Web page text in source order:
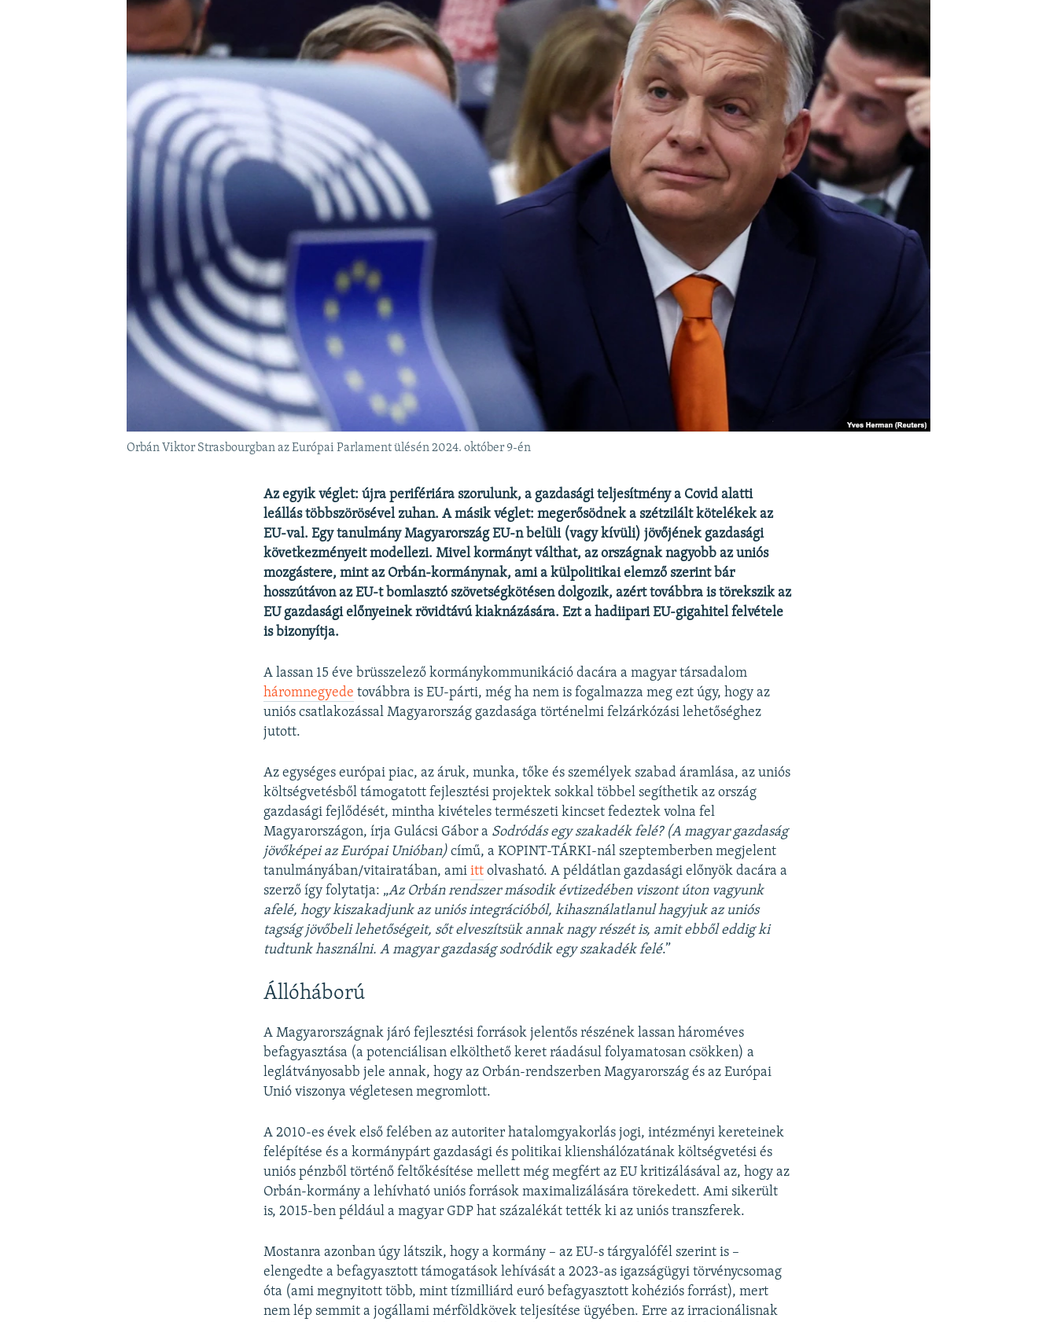
Orbán Viktor Strasbourgban az Európai Parlament ülésén 2024. október 9-én
Az egyik véglet: újra perifériára szorulunk, a gazdasági teljesítmény a Covid alatti
leállás többszörösével zuhan. A másik véglet: megerősödnek a szétzilált kötelékek az
EU-val. Egy tanulmány Magyarország EU-n belüli (vagy kívüli) jövőjének gazdasági
következményeit modellezi. Mivel kormányt válthat, az országnak nagyobb az uniós
mozgástere, mint az Orbán-kormánynak, ami a külpolitikai elemző szerint bár
hosszútávon az EU-t bomlasztó szövetségkötésen dolgozik, azért továbbra is törekszik az
EU gazdasági előnyeinek rövidtávú kiaknázására. Ezt a hadiipari EU-gigahitel felvétele
is bizonyítja.
A lassan 15 éve brüsszelező kormánykommunikáció dacára a magyar társadalom
háromnegyede továbbra is EU-párti, még ha nem is fogalmazza meg ezt úgy, hogy az
uniós csatlakozással Magyarország gazdasága történelmi felzárkózási lehetőséghez
jutott.
Az egységes európai piac, az áruk, munka, tőke és személyek szabad áramlása, az uniós
költségvetésből támogatott fejlesztési projektek sokkal többel segíthetik az ország
gazdasági fejlődését, mintha kivételes természeti kincset fedeztek volna fel
Magyarországon, írja Gulácsi Gábor a Sodródás egy szakadék felé? (A magyar gazdaság
jövőképei az Európai Unióban) című, a KOPINT-TÁRKI-nál szeptemberben megjelent
tanulmányában/vitairatában, amiitt olvasható. A példátlan gazdasági előnyök dacára a
szerző így folytatja: „Az Orbán rendszer második évtizedében viszont úton vagyunk
afelé, hogy kiszakadjunk az uniós integrációból, kihasználatlanul hagyjuk az uniós
tagság jövőbeli lehetőségeit, sőt elveszítsük annak nagy részét is, amit ebből eddig ki
tudtunk használni. A magyar gazdaság sodródik egy szakadék felé.”
Állóháború
A Magyarországnak járó fejlesztési források jelentős részének lassan hároméves
befagyasztása (a potenciálisan elkölthető keret ráadásul folyamatosan csökken) a
leglátványosabb jele annak, hogy az Orbán-rendszerben Magyarország és az Európai
Unió viszonya végletesen megromlott.
A 2010-es évek első felében az autoriter hatalomgyakorlás jogi, intézményi kereteinek
felépítése és a kormánypárt gazdasági és politikai klienshálózatának költségvetési és
uniós pénzből történő feltőkésítése mellett még megfért az EU kritizálásával az, hogy az
Orbán-kormány a lehívható uniós források maximalizálására törekedett. Ami sikerült
is, 2015-ben például a magyar GDP hat százalékát tették ki az uniós transzferek.
Mostanra azonban úgy látszik, hogy a kormány – az EU-s tárgyalófél szerint is –
elengedte a befagyasztott támogatások lehívását a 2023-as igazságügyi törvénycsomag
óta (ami megnyitott több, mint tízmilliárd euró befagyasztott kohéziós forrást), mert
nem lép semmit a jogállami mérföldkövek teljesítése ügyében. Erre az irracionálisnak